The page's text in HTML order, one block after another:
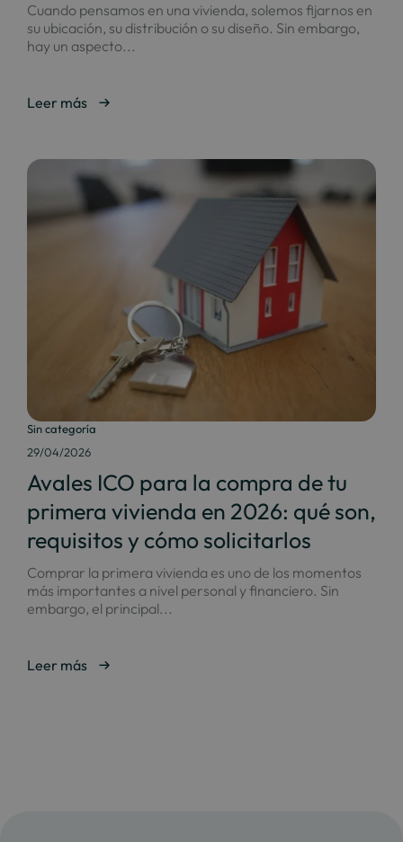
Cuando pensamos en una vivienda, solemos fijarnos en
su ubicación, su distribución o su diseño. Sin embargo,
hay un aspecto...
Leer más
Sin categoría
29/04/2026
Avales ICO para la compra de tu
primera vivienda en 2026: qué son,
requisitos y cómo solicitarlos
Comprar la primera vivienda es uno de los momentos
más importantes a nivel personal y financiero. Sin
embargo, el principal...
Leer más